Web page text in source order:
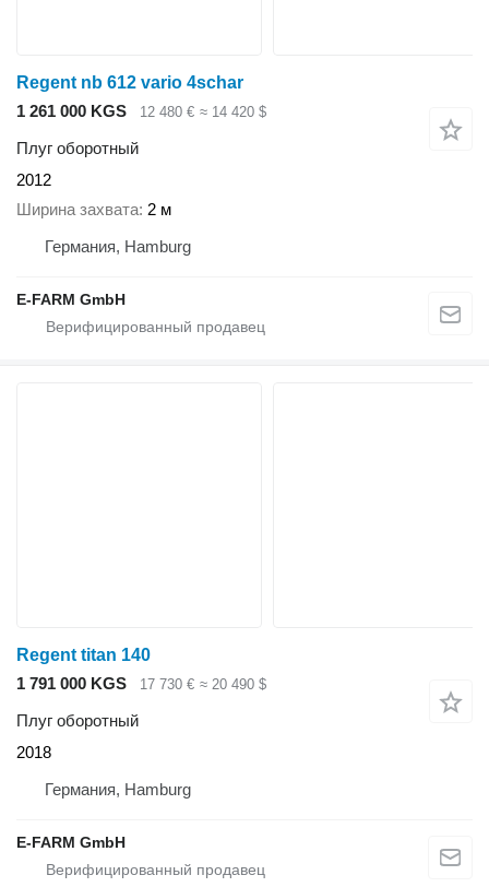
Regent nb 612 vario 4schar
1 261 000 KGS
12 480 € ≈ 14 420 $
Плуг оборотный
2012
Ширина захвата 2 м
Германия, Hamburg
E-FARM GmbH
Regent titan 140
1 791 000 KGS
17 730 € ≈ 20 490 $
Плуг оборотный
2018
Германия, Hamburg
E-FARM GmbH